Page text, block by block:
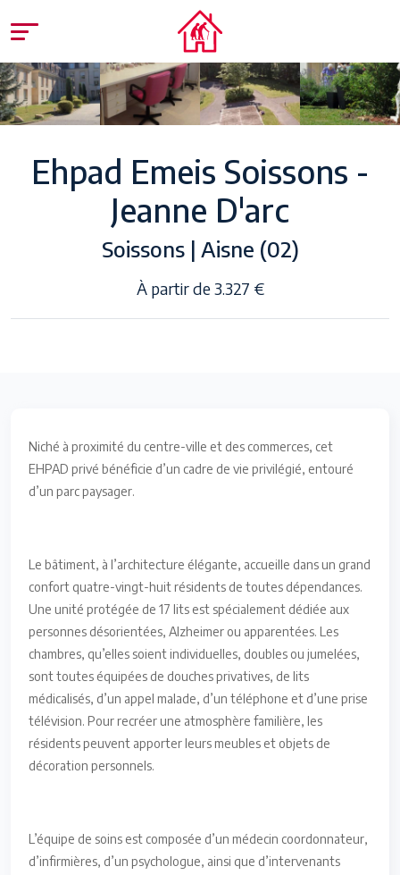
Ehpad Emeis Soissons -
Jeanne D'arc
Soissons | Aisne (02)
À partir de 3.327 €
Niché à proximité du centre-ville et des commerces, cet
EHPAD privé bénéficie d’un cadre de vie privilégié, entouré
d’un parc paysager.
Le bâtiment, à l’architecture élégante, accueille dans un grand
confort quatre-vingt-huit résidents de toutes dépendances.
Une unité protégée de 17 lits est spécialement dédiée aux
personnes désorientées, Alzheimer ou apparentées. Les
chambres, qu’elles soient individuelles, doubles ou jumelées,
sont toutes équipées de douches privatives, de lits
médicalisés, d’un appel malade, d’un téléphone et d’une prise
télévision. Pour recréer une atmosphère familière, les
résidents peuvent apporter leurs meubles et objets de
décoration personnels.
L’équipe de soins est composée d’un médecin coordonnateur,
d’infirmières, d’un psychologue, ainsi que d’intervenants